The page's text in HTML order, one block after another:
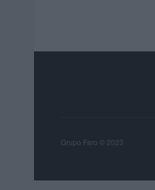
Grupo Faro © 2023